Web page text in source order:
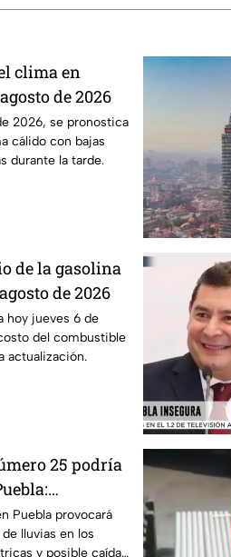
clima en
de 2026
2026, se pronostica
cálido con bajas
durante la tarde.
de la gasolina
de 2026
hoy jueves 6 de
del combustible
actualización.
25 podría
Puebla provocará
lluvias en los
y posible caída